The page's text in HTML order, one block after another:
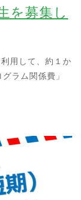
を募集し
用して、約１か
ラム関係費」